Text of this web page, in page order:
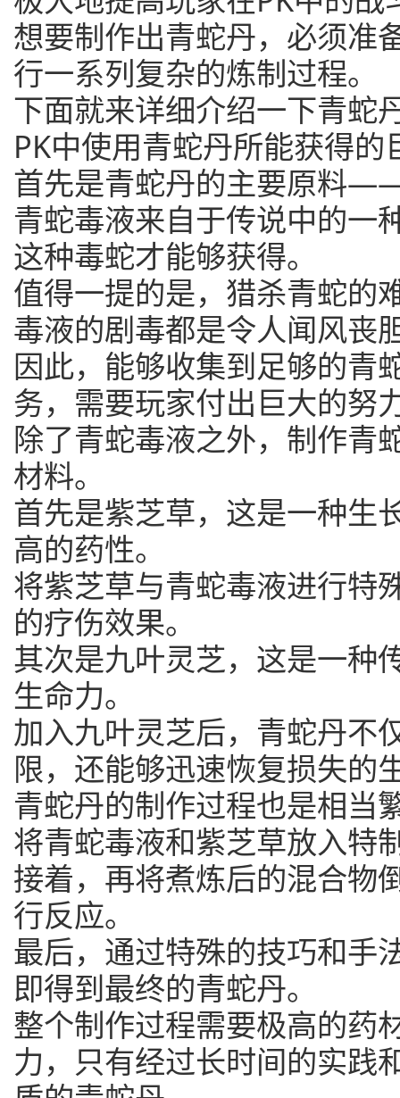
想要制作出青蛇丹，必须准
行一系列复杂的炼制过程。
下面就来详细介绍一下青蛇
PK中使用青蛇丹所能获得的
首先是青蛇丹的主要原料
青蛇毒液来自于传说中的一
这种毒蛇才能够获得。
值得一提的是，猎杀青蛇的
毒液的剧毒都是令人闻风丧
因此，能够收集到足够的青
务，需要玩家付出巨大的努
除了青蛇毒液之外，制作青
材料。
首先是紫芝草，这是一种生
高的药性。
将紫芝草与青蛇毒液进行特
的疗伤效果。
其次是九叶灵芝，这是一种
生命力。
加入九叶灵芝后，青蛇丹不
限，还能够迅速恢复损失的
青蛇丹的制作过程也是相当
将青蛇毒液和紫芝草放入特
接着，再将煮炼后的混合物
行反应。
最后，通过特殊的技巧和手
即得到最终的青蛇丹。
整个制作过程需要极高的药
力，只有经过长时间的实践